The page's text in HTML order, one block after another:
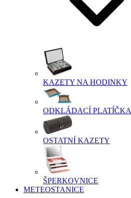
KAZETY NA HODINKY
ODKLÁDACÍ PLATÍČKA
OSTATNÍ KAZETY
ŠPERKOVNICE
METEOSTANICE